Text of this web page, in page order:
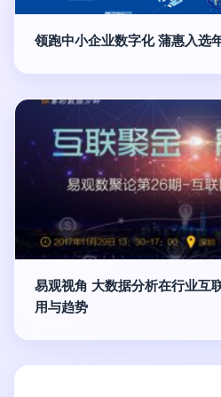
领跑中小企业数字化 蒲惠入选
易观视角 大数据分析在行业互
用与趋势